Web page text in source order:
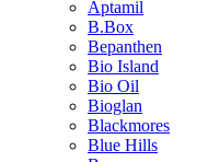
Aptamil
B.Box
Bepanthen
Bio Island
Bio Oil
Bioglan
Blackmores
Blue Hills